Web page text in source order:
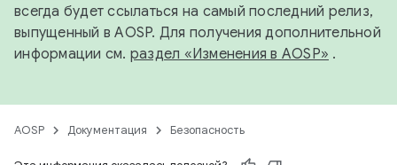
всегда будет ссылаться на самый последний релиз,
выпущенный в AOSP. Для получения дополнительной
информации см. раздел «Изменения в AOSP» .
AOSP Документация Безопасность